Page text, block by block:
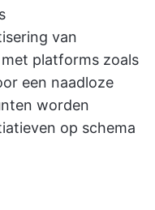
van
platforms zoals
een naadloze
worden
op schema